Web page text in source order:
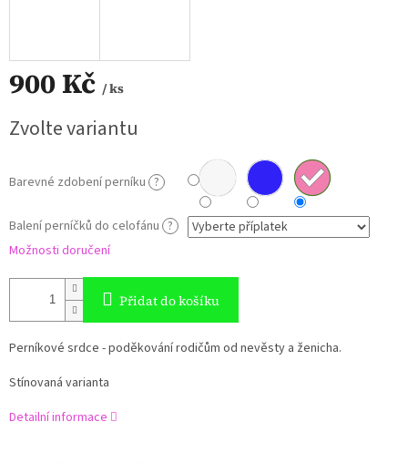
900 Kč / ks
cena:
Zvolte variantu
Barevné zdobení perníku ?
Balení perníčků do celofánu ?
Možnosti doručení
Přidat do košíku
Perníkové srdce - poděkování rodičům od nevěsty a ženicha.
Stínovaná varianta
Detailní informace